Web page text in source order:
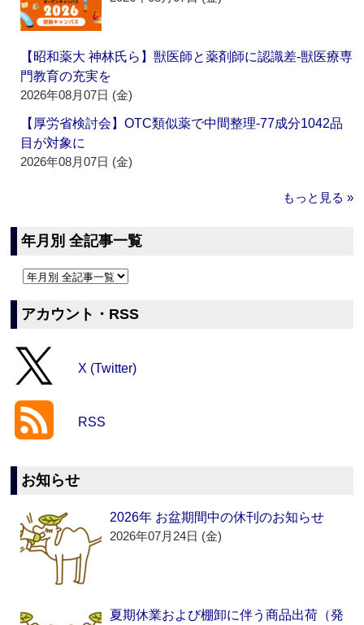
【昭和薬大 神林氏ら】獣医師と薬剤師に認識差‐獣医療専
門教育の充実を
2026年08月07日 (金)
【厚労省検討会】OTC類似薬で中間整理‐77成分1042品
目が対象に
2026年08月07日 (金)
もっと見る »
年月別 全記事一覧
アカウント・RSS
X (Twitter)
RSS
お知らせ
2026年 お盆期間中の休刊のお知らせ
2026年07月24日 (金)
夏期休業および棚卸に伴う商品出荷（発